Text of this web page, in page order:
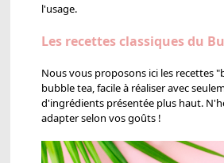
l'usage.
Les recettes classiques du
Nous vous proposons ici les recettes
bubble tea, facile à réaliser avec
d'ingrédients présentée plus haut.
adapter selon vos goûts !